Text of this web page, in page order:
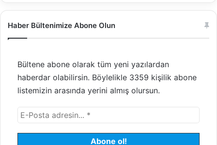
Haber Bültenimize Abone Olun
Bültene abone olarak tüm yeni yazılardan
haberdar olabilirsin. Böylelikle 3359 kişilik abone
listemizin arasında yerini almış olursun.